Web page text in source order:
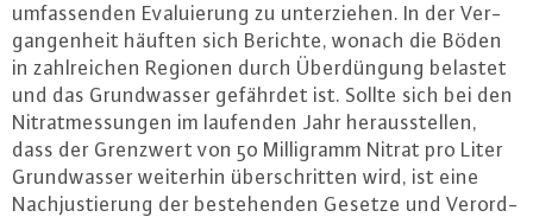
um­fas­sen­den Eva­lu­ie­rung zu un­ter­zie­hen. In der Ver­
gan­gen­heit häuften sich Berichte, wonach die Böden
in zahl­rei­chen Regionen durch Über­dün­gung belastet
und das Grund­was­ser gefährdet ist. Sollte sich bei den
Ni­trat­mes­sun­gen im laufenden Jahr her­aus­stel­len,
dass der Grenzwert von 50 Mil­li­gramm Nitrat pro Liter
Grund­was­ser weiterhin über­schrit­ten wird, ist eine
Nach­jus­tie­rung der be­ste­hen­den Gesetze und Ver­ord­